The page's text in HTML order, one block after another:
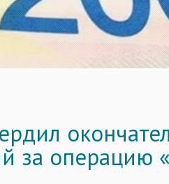
за операцию